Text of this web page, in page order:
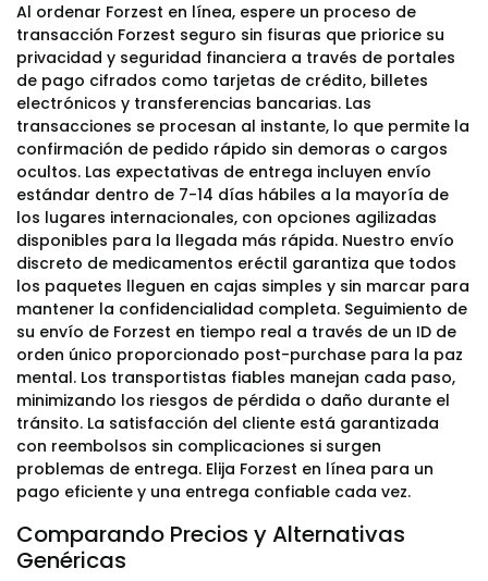
Al ordenar Forzest en línea, espere un proceso de
transacción Forzest seguro sin fisuras que priorice su
privacidad y seguridad financiera a través de portales
de pago cifrados como tarjetas de crédito, billetes
electrónicos y transferencias bancarias. Las
transacciones se procesan al instante, lo que permite la
confirmación de pedido rápido sin demoras o cargos
ocultos. Las expectativas de entrega incluyen envío
estándar dentro de 7-14 días hábiles a la mayoría de
los lugares internacionales, con opciones agilizadas
disponibles para la llegada más rápida. Nuestro envío
discreto de medicamentos eréctil garantiza que todos
los paquetes lleguen en cajas simples y sin marcar para
mantener la confidencialidad completa. Seguimiento de
su envío de Forzest en tiempo real a través de un ID de
orden único proporcionado post-purchase para la paz
mental. Los transportistas fiables manejan cada paso,
minimizando los riesgos de pérdida o daño durante el
tránsito. La satisfacción del cliente está garantizada
con reembolsos sin complicaciones si surgen
problemas de entrega. Elija Forzest en línea para un
pago eficiente y una entrega confiable cada vez.
Comparando Precios y Alternativas
Genéricas